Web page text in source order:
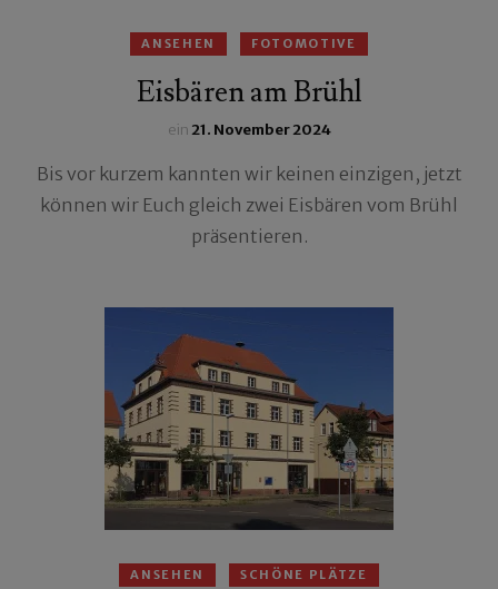
ANSEHEN FOTOMOTIVE
Eisbären am Brühl
ein21. November 2024
Bis vor kurzem kannten wir keinen einzigen, jetzt
können wir Euch gleich zwei Eisbären vom Brühl
präsentieren.
ANSEHEN SCHÖNE PLÄTZE